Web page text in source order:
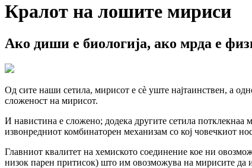
Кралот на лошите мириси
Ако диши е биологија, ако мрда е
Од сите наши сетила, мирисот е сè уште најтаинствен, а
сложеност на мирисот.
И навистина е сложено; додека другите сетила потклекнаа
извонредниот комбинаторен механизам со кој човечкиот
Главниот квалитет на хемиското соединение кое ни
низок парен притисок) што им овозможува на мирисите да